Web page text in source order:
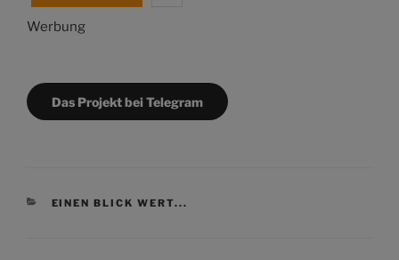
Werbung
Das Projekt bei Telegram
KATEGORIEN
EINEN BLICK WERT...